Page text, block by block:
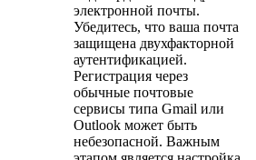
электронной почты.
Убедитесь, что ваша почта
защищена двухфакторной
аутентификацией.
Регистрация через
обычные почтовые
сервисы типа Gmail или
Outlook может быть
небезопасной. Важным